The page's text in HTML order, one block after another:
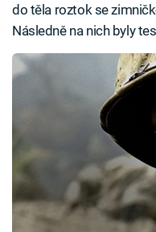
do těla roztok se
Následně na nich byly